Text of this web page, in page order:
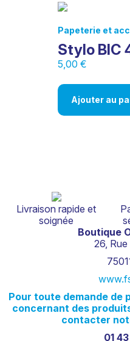
Papeterie et
Stylo BIC
5,00 €
Ajouter au
Livraison rapide et
soignée
Boutique
26,
Pour toute demande de
concernant des
contacter
01